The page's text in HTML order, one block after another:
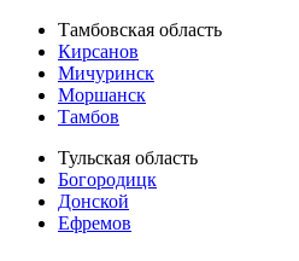
Тамбовская область
Кирсанов
Мичуринск
Моршанск
Тамбов
Тульская область
Богородицк
Донской
Ефремов